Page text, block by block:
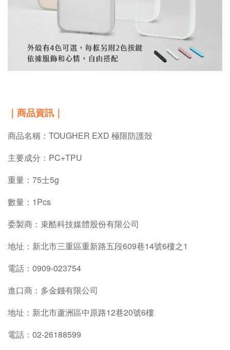
｜ 商品資訊 ｜
商品名稱：TOUGHER EXD 極限防護殼
主要成分：PC+TPU
重量：75士5g
數量：1Pcs
委製商：束酷科技媒體股份有限公司
地址：新北市三重區重新路五段609巷14號6樓之1
電話：0909-023754
進口商：多金錢有限公司
地址：新北市蘆洲區中原路12巷20號6樓
電話：02-26188599